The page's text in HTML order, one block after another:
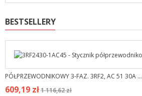
BESTSELLERY
PÓŁPRZEWODNIKOWY 3-FAZ. 3RF2, AC 51 30A ...
609,19 zł1 116,62 zł